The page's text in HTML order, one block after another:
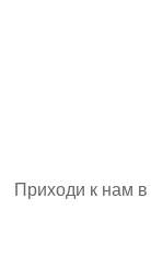
Приходи к нам в